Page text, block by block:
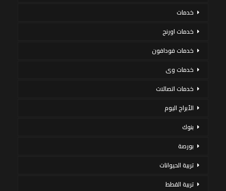
خدمات
خدمات اورنج
خدمات فودافون
خدمات وى
خدمات اتصالات
الأبراج اليوم
بنوك
بورصة
تربية الحيوانات
تربية القطط